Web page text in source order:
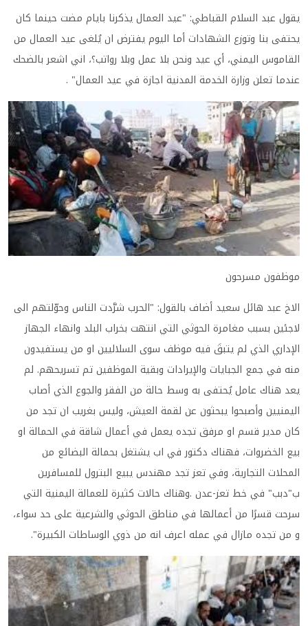
يقول عبد السلام القباطي: "عيد العمال يذكرنا بايام مضت حينما كان
يحتفى بنا وتوزع الشهادات أما اليوم يفترض ان يُلغى عيد العمال من
القاموس اليمني، أي عيد ونحن بلا عمل وبلا رواتب؟، اني اشعر بالضحك
عندما تعلن وزارة الخدمة المدنية اجازة في عيد العمال" .
موظفون مسرحون
الاخ عبد هائل سعيد أضاف بالقول: "الحرب شرَّدت الناس وحوّلتهم الى
لاجئين بسبب مغامرة الحوثي التي انتهت بخراب البلد وانهاء الجهاز
الإداري الذي لم يتبقَ فيه موظف سوى السلاليين او من يستفيدون
منه في جمع الجبايات والإيرادات وبقية الموظفين تم تسريحهم. لم
يعد هناك عامل يُحتفى به وسط حالة من الفقر والجوع الذي أصاب
اليمنيين وأصبحوا يبحثون عن لقمة العيش، وليس بغريب ان تجد من
كان مدير قسم او مرفق تجده يعمل في أعمال شاقة في الحمالة او
بيع الخضروات، فهناك دكتور في اب يشتغل بحمالة البضائع من
المحلات التجارية، وفي تعز تجد مهندس يبيع البترول للمسافرين
ب"دبب" في خط تعز-عدن .وهناك حالات كثيرة للعمالة اليمنية التي
سرحت قسرًا من أعمالها في مناطق الحوثي والشرعية على حد سواء،
و من تجده مازال في عمله اعرف انه من ذوي الوساطات الكبيرة".